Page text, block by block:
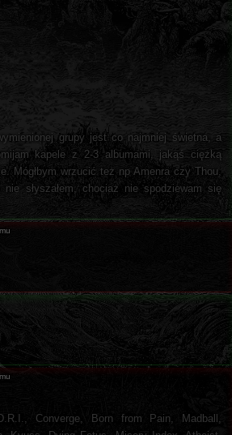
grupy jest co najmniej świetna, a
kapele z 2-3 albumami, jakąś ciężką
Mógłbym wrzucić też np Amenra czy Thou,
słyszałem, chociaż nie spodziewam się
Converge, Born from Pain, Madball,